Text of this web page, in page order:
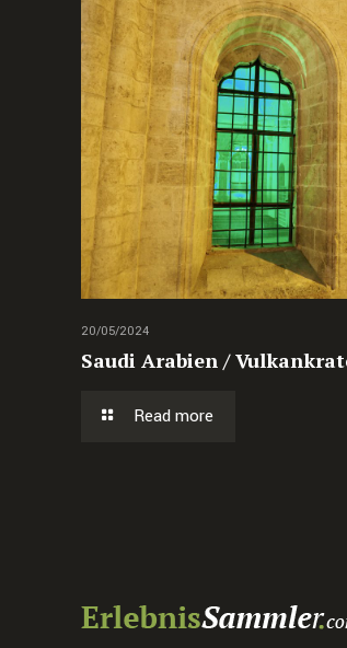
20/05/2024
Saudi Arabien /
Read more